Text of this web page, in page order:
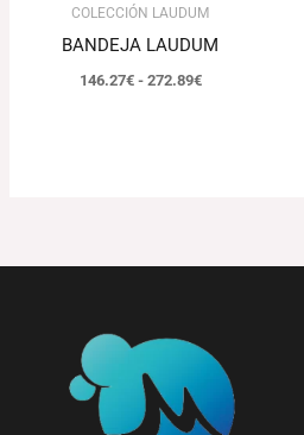
COLECCIÓN LAUDUM
BANDEJA LAUDUM
146.27€ - 272.89€